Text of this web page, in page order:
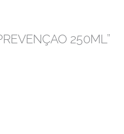
250ML”